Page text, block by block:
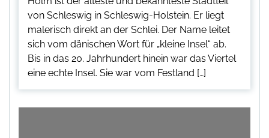
von Schleswig in Schleswig-Holstein. Er liegt
malerisch direkt an der Schlei. Der Name leitet
sich vom dänischen Wort für „kleine Insel“ ab.
Bis in das 20. Jahrhundert hinein war das Viertel
eine echte Insel. Sie war vom Festland […]